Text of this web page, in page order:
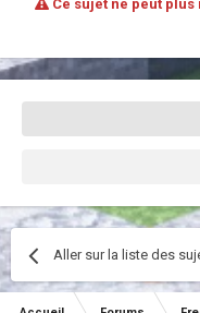
Ce sujet ne peut
Aller sur la liste des